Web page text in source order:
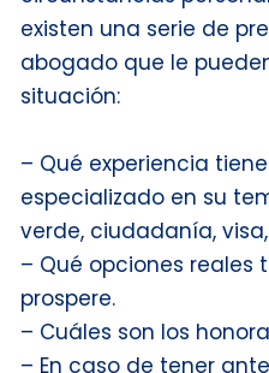
existen una serie de
abogado que le
situación:
– Qué experiencia
especializado en su
verde, ciudadanía,
– Qué opciones reales
prospere.
– Cuáles son los
– En caso de tener